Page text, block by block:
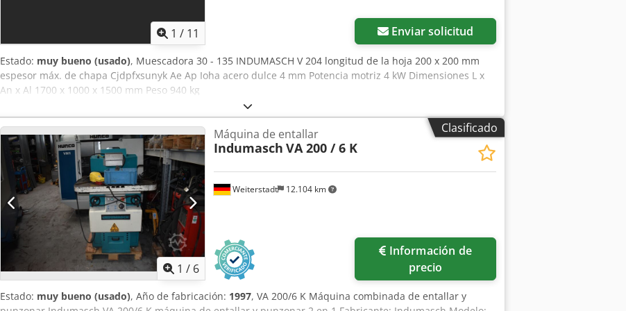
1 / 11 Enviar solicitud
Estado: muy bueno (usado), Muescadora 30 - 135 INDUMASCH V 204 longitud de la hoja 200 x 200 mm
espesor máx. de chapa Cjdpfxsunyk Ae Ap Ioha acero dulce 4 mm Potencia motriz 4 kW Dimensiones L x
An x Al 1700 x 1000 x 1500 mm Peso 940 kg
Clasificado
1 / 6
Weiterstadt 12.104 km
Máquina de entallar
Indumasch VA 200 / 6 K
precio
Estado: muy bueno (usado), Año de fabricación: 1997, VA 200/6 K Máquina combinada de entallar y